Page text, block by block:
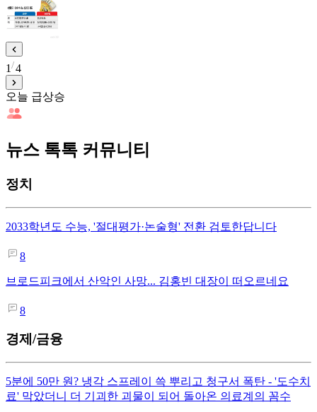
1 4
오늘 급상승
뉴스 톡톡 커뮤니티
정치
2033학년도 수능, '절대평가·논술형' 전환 검토한답니다
8
브로드피크에서 산악인 사망... 김홍빈 대장이 떠오르네요
8
경제/금융
5분에 50만 원? 냉각 스프레이 쓱 뿌리고 청구서 폭탄 - '도수치
료' 막았더니 더 기괴한 괴물이 되어 돌아온 의료계의 꼼수